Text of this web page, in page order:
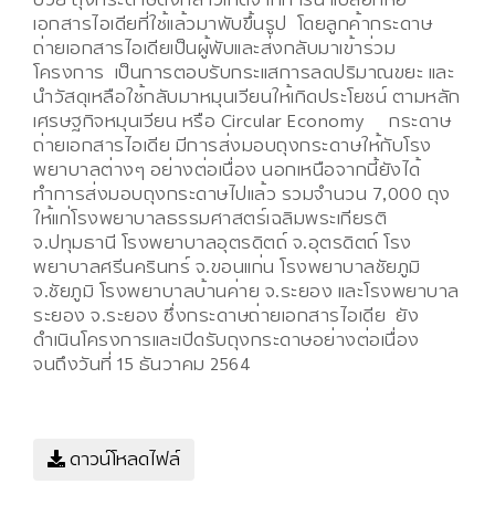
เอกสารไอเดียที่ใช้แล้วมาพับขึ้นรูป โดยลูกค้ากระดาษ
ถ่ายเอกสารไอเดียเป็นผู้พับและส่งกลับมาเข้าร่วม
โครงการ เป็นการตอบรับกระแสการลดปริมาณขยะ และ
นำวัสดุเหลือใช้กลับมาหมุนเวียนให้เกิดประโยชน์ ตามหลัก
เศรษฐกิจหมุนเวียน หรือ Circular Economy กระดาษ
ถ่ายเอกสารไอเดีย มีการส่งมอบถุงกระดาษให้กับโรง
พยาบาลต่างๆ อย่างต่อเนื่อง นอกเหนือจากนี้ยังได้
ทำการส่งมอบถุงกระดาษไปแล้ว รวมจำนวน 7,000 ถุง
ให้แก่โรงพยาบาลธรรมศาสตร์เฉลิมพระเกียรติ
จ.ปทุมธานี โรงพยาบาลอุตรดิตถ์ จ.อุตรดิตถ์ โรง
พยาบาลศรีนครินทร์ จ.ขอนแก่น โรงพยาบาลชัยภูมิ
จ.ชัยภูมิ โรงพยาบาลบ้านค่าย จ.ระยอง และโรงพยาบาล
ระยอง จ.ระยอง ซึ่งกระดาษถ่ายเอกสารไอเดีย ยัง
ดำเนินโครงการและเปิดรับถุงกระดาษอย่างต่อเนื่อง
จนถึงวันที่ 15 ธันวาคม 2564
ดาวน์โหลดไฟล์